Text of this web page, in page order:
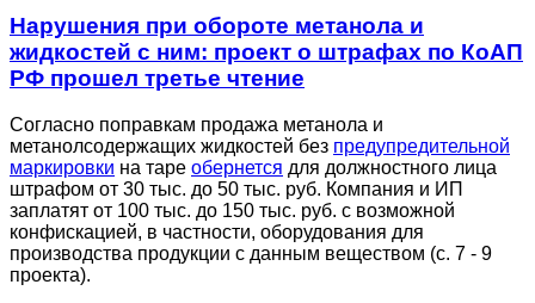
Нарушения при обороте метанола и
жидкостей с ним: проект о штрафах по КоАП
РФ прошел третье чтение
Согласно поправкам продажа метанола и
метанолсодержащих жидкостей без предупредительной
маркировки на таре обернется для должностного лица
штрафом от 30 тыс. до 50 тыс. руб. Компания и ИП
заплатят от 100 тыс. до 150 тыс. руб. с возможной
конфискацией, в частности, оборудования для
производства продукции с данным веществом (с. 7 - 9
проекта).